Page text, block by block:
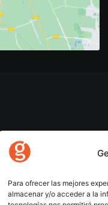
Para ofrecer las mejores
almacenar y/o acceder a la